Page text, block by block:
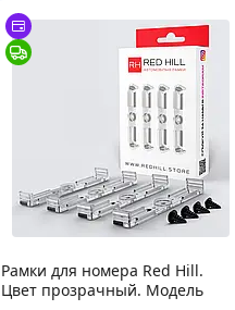
Рамки для номера Red Hill.
Цвет прозрачный. Модель